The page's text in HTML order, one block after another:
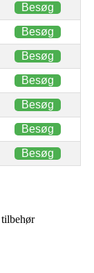
Besøg
Besøg
Besøg
Besøg
Besøg
Besøg
Besøg